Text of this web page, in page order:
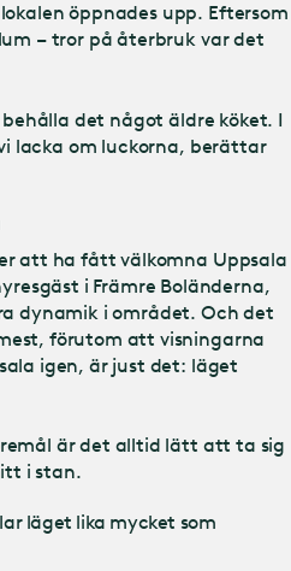
öppnades upp. Eftersom
– tror på återbruk var det
det något äldre köket. I
lacka om luckorna, berättar
att ha fått välkomna Uppsala
i Främre Boländerna,
dynamik i området. Och det
förutom att visningarna
igen, är just det: läget
är det alltid lätt att ta sig
i stan.
läget lika mycket som